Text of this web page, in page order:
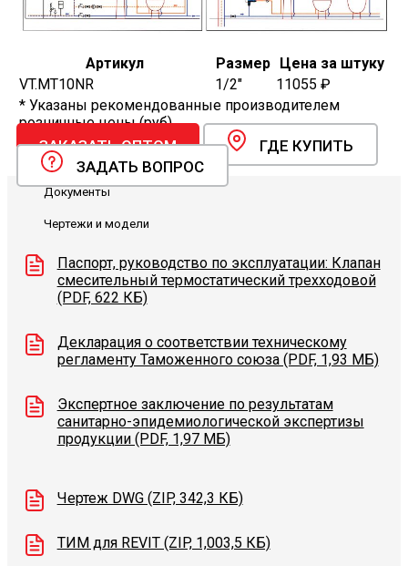
Артикул Размер Цена за штуку
VT.MT10NR
1/2"
11055 ₽
* Указаны рекомендованные производителем
розничные цены (руб).
ЗАКАЗАТЬ ОПТОМ
ГДЕ КУПИТЬ
ЗАДАТЬ ВОПРОС
Документы
Чертежи и модели
Паспорт, руководство по эксплуатации: Клапан
смесительный термостатический трехходовой
(PDF, 622 КБ)
Декларация о соответствии техническому
регламенту Таможенного союза (PDF, 1,93 МБ)
Экспертное заключение по результатам
санитарно-эпидемиологической экспертизы
продукции (PDF, 1,97 МБ)
Чертеж DWG (ZIP, 342,3 КБ)
ТИМ для REVIT (ZIP, 1,003,5 КБ)